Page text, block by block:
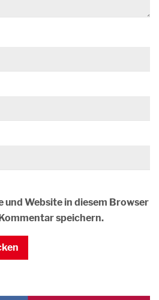
und Website in diesem Browser
speichern.